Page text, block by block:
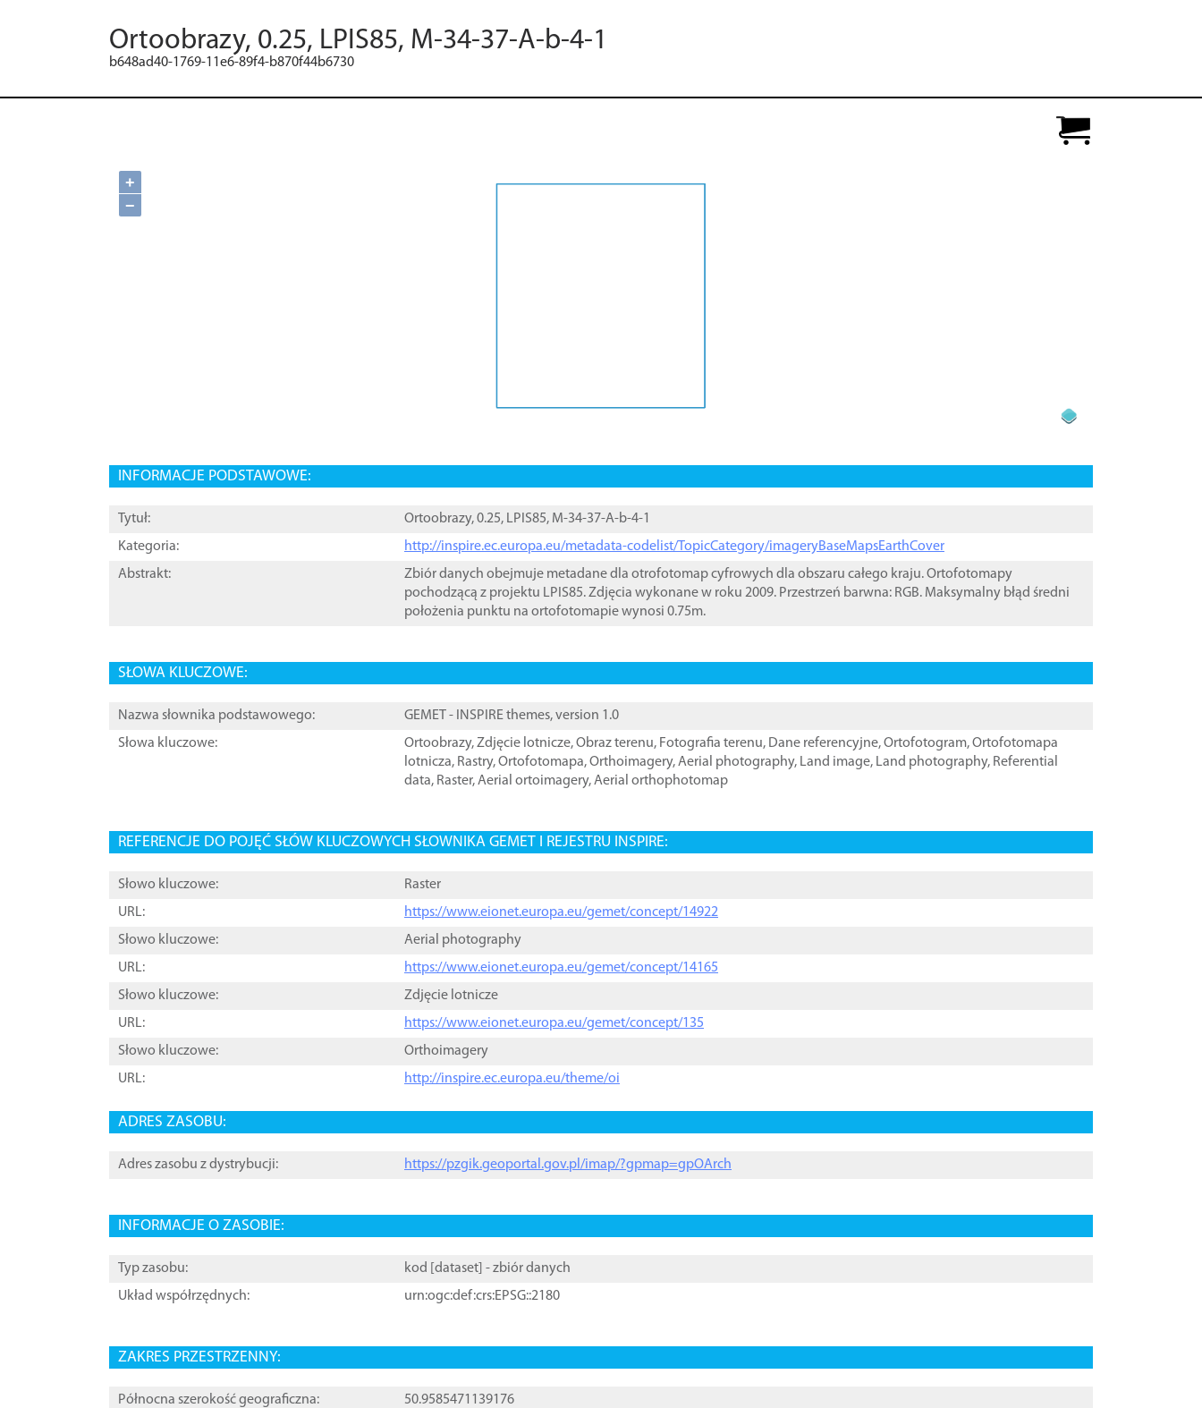
Ortoobrazy, 0.25, LPIS85, M-34-37-A-b-4-1
b648ad40-1769-11e6-89f4-b870f44b6730
+
−
INFORMACJE PODSTAWOWE:
Tytuł:
Ortoobrazy, 0.25, LPIS85, M-34-37-A-b-4-1
Kategoria:
http://inspire.ec.europa.eu/metadata-codelist/TopicCategory/imageryBaseMapsEarthCover
Abstrakt:
Zbiór danych obejmuje metadane dla otrofotomap cyfrowych dla obszaru całego kraju. Ortofotomapy
pochodzącą z projektu LPIS85. Zdjęcia wykonane w roku 2009. Przestrzeń barwna: RGB. Maksymalny błąd średni
położenia punktu na ortofotomapie wynosi 0.75m.
SŁOWA KLUCZOWE:
Nazwa słownika podstawowego:
GEMET - INSPIRE themes, version 1.0
Słowa kluczowe:
Ortoobrazy,Zdjęcie lotnicze,Obraz terenu, Fotografia terenu, Dane referencyjne,Ortofotogram,Ortofotomapa
lotnicza, Rastry,Ortofotomapa,Orthoimagery,Aerial photography, Land image, Land photography, Referential
data, Raster,Aerial ortoimagery,Aerial orthophotomap
REFERENCJE DO POJĘĆ SŁÓW KLUCZOWYCH SŁOWNIKA GEMET I REJESTRU INSPIRE:
Słowo kluczowe:
Raster
URL:
https://www.eionet.europa.eu/gemet/concept/14922
Słowo kluczowe:
Aerial photography
URL:
https://www.eionet.europa.eu/gemet/concept/14165
Słowo kluczowe:
Zdjęcie lotnicze
URL:
https://www.eionet.europa.eu/gemet/concept/135
Słowo kluczowe:
Orthoimagery
URL:
http://inspire.ec.europa.eu/theme/oi
ADRES ZASOBU:
Adres zasobu z dystrybucji: https://pzgik.geoportal.gov.pl/imap/?gpmap=gpOArch
INFORMACJE O ZASOBIE:
Typ zasobu: kod [ dataset ] - zbiór danych
Układ współrzędnych:
urn:ogc:def:crs:EPSG::2180
ZAKRES PRZESTRZENNY:
Północna szerokość geograficzna:
50.9585471139176